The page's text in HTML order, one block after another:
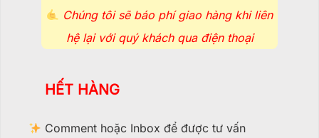
Chúng tôi sẽ báo phí giao hàng khi liên
hệ lại với quý khách qua điện thoại
HẾT HÀNG
Comment hoặc Inbox để được tư vấn